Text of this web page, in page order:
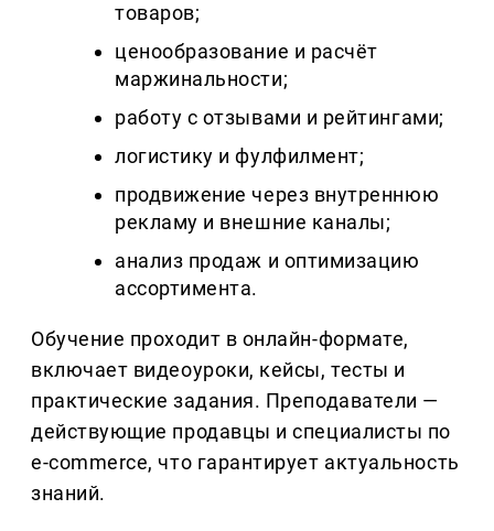
товаров;
ценообразование и расчёт
маржинальности;
работу с отзывами и рейтингами;
логистику и фулфилмент;
продвижение через внутреннюю
рекламу и внешние каналы;
анализ продаж и оптимизацию
ассортимента.
Обучение проходит в онлайн-формате,
включает видеоуроки, кейсы, тесты и
практические задания. Преподаватели —
действующие продавцы и специалисты по
e-commerce, что гарантирует актуальность
знаний.